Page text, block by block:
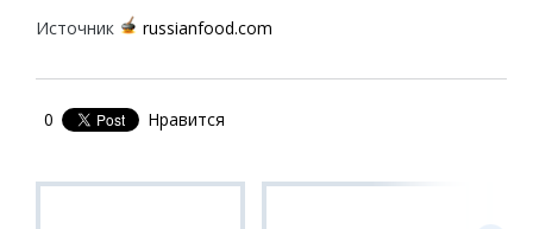
Источник russianfood.com
0 Нравится